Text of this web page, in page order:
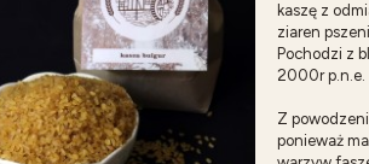
kaszę z
ziaren
Pochodzi z
2000r p.n.e.
Z
ponieważ ma